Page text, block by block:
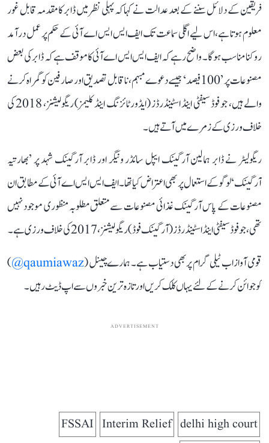
فریقین کے دلائل سننے کے بعد عدالت نے کہا کہ پہلی نظر میں ڈابر کا مقدمہ قابل غور
معلوم ہوتا ہے، اس لیے اگلی سماعت تک ایف ایس ایس اے آئی کے حکم پر عمل درآمد
روکنا مناسب ہوگا۔ واضح رہے کہ ایف ایس ایس اے آئی کا موقف ہے کہ ڈابر کی بعض
مصنوعات پر ’100 فیصد‘ جیسے دعوے مبہم، ناقابل تصدیق اور صارفین کو گمراہ کرنے
والے ہیں، جو فوڈ سیفٹی اینڈ اسٹینڈرڈز (ایڈورٹائزنگ اینڈ کلیمز) ریگولیشنز، 2018 کی
خلاف ورزی کے زمرے میں آتے ہیں۔
ریگولیٹر نے ڈابر ہمالین آرگینک ایپل سائڈر ونیگر اور ڈابر آرگینک شہد پر ’بھارتیہ
آرگینک‘ لوگو کے استعمال پر بھی اعتراض کیا تھا۔ ایف ایس ایس اے آئی کے مطابق ان
مصنوعات کے پاس آرگینک غذائی مصنوعات سے متعلق مطلوبہ منظوری موجود نہیں
تھی، جو فوڈ سیفٹی اینڈ اسٹینڈرڈز (آرگینک فوڈ) ریگولیشنز، 2017 کی خلاف ورزی ہے۔
قومی آواز اب ٹیلی گرام پر بھی دستیاب ہے۔ ہمارے چینل (qaumiawaz@
)
کو جوائن کرنے کے لئے یہاں کلک کریں اور تازہ ترین خبروں سے اپ ڈیٹ رہیں۔
ADVERTISEMENT
delhi high court
Interim Relief
FSSAI